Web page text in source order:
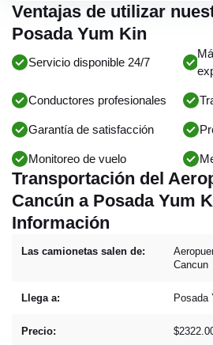
Ventajas de utilizar
Posada Yum Kin
Servicio disponible 24/7
Conductores profesionales
Garantía de satisfacción
Monitoreo de vuelo
Transportación del
Cancún a Posada Yum
Información
Las camionetas salen de:
Cancun
Llega a: Posada
Precio: